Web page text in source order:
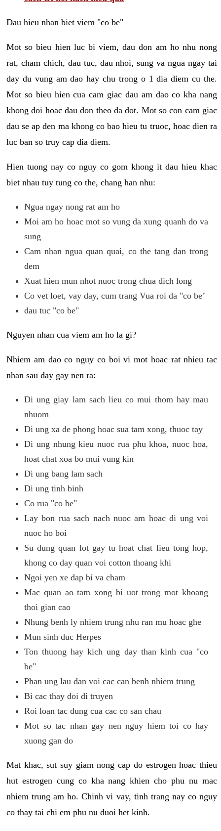
Dau hieu nhan biet viem "co be"
Mot so bieu hien luc bi viem, dau don am ho nhu nong
rat, cham chich, dau tuc, dau nhoi, sung va ngua ngay tai
day du vung am dao hay chu trong o 1 dia diem cu the.
Mot so bieu hien cua cam giac dau am dao co kha nang
khong doi hoac dau don theo da dot. Mot so con cam giac
dau se ap den ma khong co bao hieu tu truoc, hoac dien ra
luc ban so truy cap dia diem.
Hien tuong nay co nguy co gom khong it dau hieu khac
biet nhau tuy tung co the, chang han nhu:
Ngua ngay nong rat am ho
Moi am ho hoac mot so vung da xung quanh do va
sung
Cam nhan ngua quan quai, co the tang dan trong
dem
Xuat hien mun nhot nuoc trong chua dich long
Co vet loet, vay day, cum trang Vua roi da "co be"
dau tuc "co be"
Nguyen nhan cua viem am ho la gi?
Nhiem am dao co nguy co boi vi mot hoac rat nhieu tac
nhan sau day gay nen ra:
Di ung giay lam sach lieu co mui thom hay mau
nhuom
Di ung xa de phong hoac sua tam xong, thuoc tay
Di ung nhung kieu nuoc rua phu khoa, nuoc hoa,
hoat chat xoa bo mui vung kin
Di ung bang lam sach
Di ung tinh binh
Co rua "co be"
Lay bon rua sach nach nuoc am hoac di ung voi
nuoc ho boi
Su dung quan lot gay tu hoat chat lieu tong hop,
khong co day quan voi cotton thoang khi
Ngoi yen xe dap bi va cham
Mac quan ao tam xong bi uot trong mot khoang
thoi gian cao
Nhung benh ly nhiem trung nhu ran mu hoac ghe
Mun sinh duc Herpes
Ton thuong hay kich ung day than kinh cua "co
be"
Phan ung lau dan voi cac can benh nhiem trung
Bi cac thay doi di truyen
Roi loan tac dung cua cac co san chau
Mot so tac nhan gay nen nguy hiem toi co hay
xuong gan do
Mat khac, sut suy giam nong cap do estrogen hoac thieu
hut estrogen cung co kha nang khien cho phu nu mac
nhiem trung am ho. Chinh vi vay, tinh trang nay co nguy
co thay tai chi em phu nu duoi het kinh.